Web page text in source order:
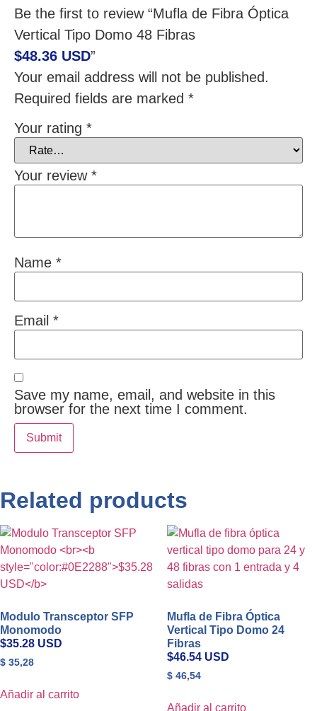
Be the first to review “Mufla de Fibra Óptica
Vertical Tipo Domo 48 Fibras
$48.36 USD”
Your email address will not be published.
Required fields are marked *
Your rating *
Your review *
Name *
Email *
Save my name, email, and website in this
browser for the next time I comment.
Related products
Modulo Transceptor SFP
Monomodo
$35.28 USD
$ 35,28
Añadir al carrito
Mufla de Fibra Óptica
Vertical Tipo Domo 24
Fibras
$46.54 USD
$ 46,54
Añadir al carrito